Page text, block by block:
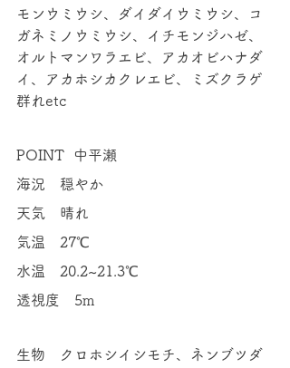
モンウミウシ、ダイダイウミウシ、コ
ガネミノウミウシ、イチモンジハゼ、
オルトマンワラエビ、アカオビハナダ
イ、アカホシカクレエビ、ミズクラゲ
群れetc
POINT  中平瀬
海況　穏やか
天気　晴れ
気温　27℃
水温　20.2~21.3℃
透視度　5m
生物　クロホシイシモチ、ネンブツダ